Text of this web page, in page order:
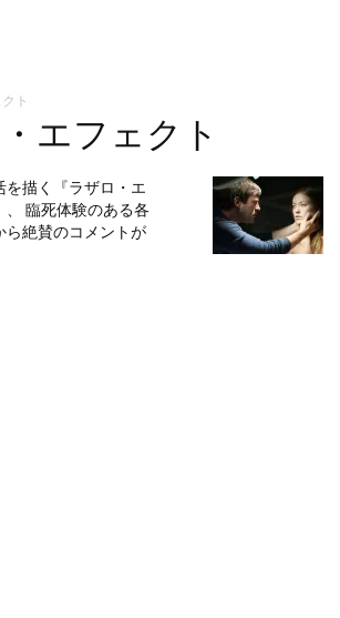
ト
エフェクト
を描く『ラザロ・エ
、 臨死体験のある各
ら絶賛のコメントが